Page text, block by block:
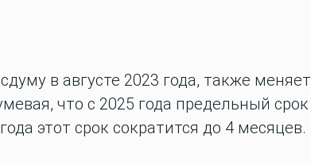
в августе 2023 года, также меняет
что с 2025 года предельный срок
этот срок сократится до 4 месяцев.